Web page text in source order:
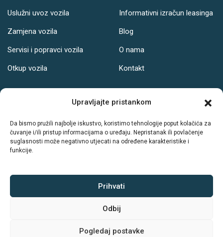
Upravljajte pristankom
Da bismo pružili najbolje iskustvo, koristimo tehnologije poput kolačića za
čuvanje i/ili pristup informacijama o uređaju. Nepristanak ili povlačenje
suglasnosti može negativno utjecati na određene karakteristike i
funkcije.
Prihvati
Odbij
Pogledaj postavke
Uslužni uvoz vozila
Zamjena vozila
Servisi i popravci vozila
Otkup vozila
Informativni izračun leasinga
Blog
O nama
Kontakt
Radno vrijeme:
PON-PET: 08-19h
NED: Ne radimo
Sva prava zadržava © Autodrive